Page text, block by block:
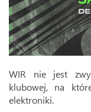
WIR nie jest
klubowej, na
elektroniki.